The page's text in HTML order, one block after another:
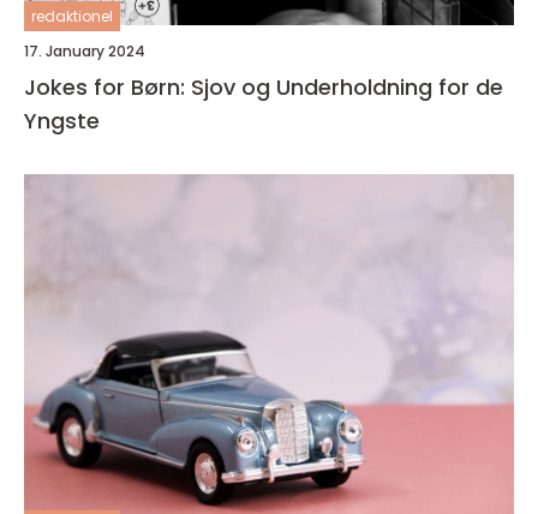
redaktionel
17. January 2024
Jokes for Børn: Sjov og Underholdning for de
Yngste